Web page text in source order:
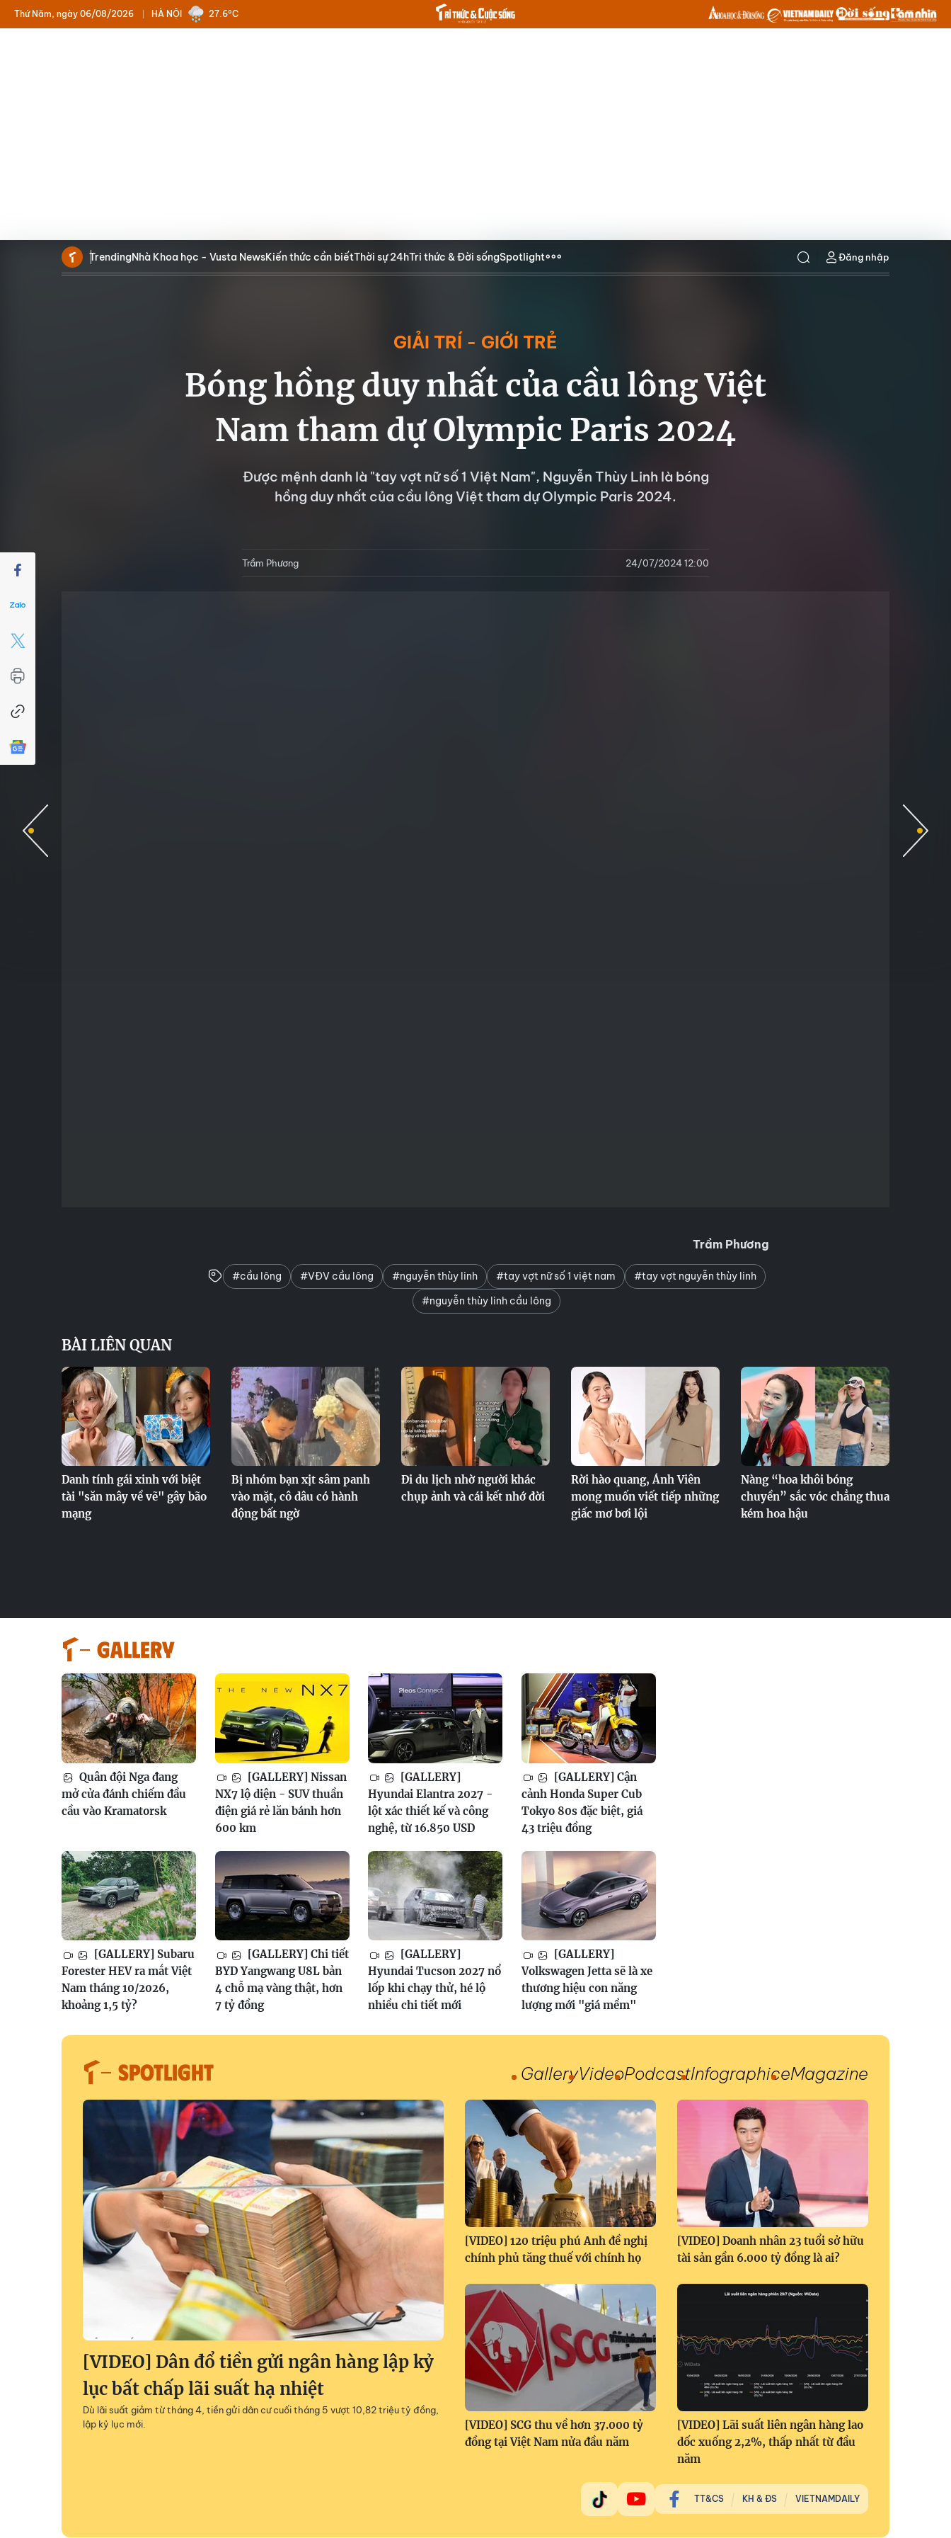
HÀ NỘI
Thứ Năm, ngày 06/08/2026 27.6°C
TrendingNhà Khoa học - Vusta NewsKiến thức cần biếtThời sự 24hTri thức & Đời sốngSpotlight Đăng nhập
GIẢI TRÍ - GIỚI TRẺ
Bóng hồng duy nhất của cầu lông Việt
Nam tham dự Olympic Paris 2024
Được mệnh danh là "tay vợt nữ số 1 Việt Nam", Nguyễn Thùy Linh là bóng
hồng duy nhất của cầu lông Việt tham dự Olympic Paris 2024.
Trầm Phương 24/07/2024 12:00
Trầm Phương
#cầu lông #VĐV cầu lông #nguyễn thùy linh #tay vợt nữ số 1 việt nam
#tay vợt nguyễn thùy linh
#nguyễn thùy linh cầu lông
BÀI LIÊN QUAN
Danh tính gái xinh với biệt
tài "săn mây về vẽ" gây bão
mạng
Bị nhóm bạn xịt sâm panh
vào mặt, cô dâu có hành
động bất ngờ
Đi du lịch nhờ người khác
chụp ảnh và cái kết nhớ đời
Rời hào quang, Ánh Viên
mong muốn viết tiếp những
giấc mơ bơi lội
Nàng “hoa khôi bóng
chuyền” sắc vóc chẳng thua
kém hoa hậu
GALLERY
Quân đội Nga đang
mở cửa đánh chiếm đầu
cầu vào Kramatorsk
[GALLERY] Nissan
NX7 lộ diện - SUV thuần
điện giá rẻ lăn bánh hơn
600 km
[GALLERY]
Hyundai Elantra 2027 -
lột xác thiết kế và công
nghệ, từ 16.850 USD
[GALLERY] Cận
cảnh Honda Super Cub
Tokyo 80s đặc biệt, giá
43 triệu đồng
[GALLERY] Subaru
Forester HEV ra mắt Việt
Nam tháng 10/2026,
khoảng 1,5 tỷ?
[GALLERY] Chi tiết
BYD Yangwang U8L bản
4 chỗ mạ vàng thật, hơn
7 tỷ đồng
[GALLERY]
Hyundai Tucson 2027 nổ
lốp khi chạy thử, hé lộ
nhiều chi tiết mới
[GALLERY]
Volkswagen Jetta sẽ là xe
thương hiệu con năng
lượng mới "giá mềm"
SPOTLIGHT GalleryVideoPodcastInfographiceMagazine
[VIDEO] Dân đổ tiền gửi ngân hàng lập kỷ
lục bất chấp lãi suất hạ nhiệt
Dù lãi suất giảm từ tháng 4, tiền gửi dân cư cuối tháng 5 vượt 10,82 triệu tỷ đồng,
lập kỷ lục mới.
[VIDEO] 120 triệu phú Anh đề nghị
chính phủ tăng thuế với chính họ
[VIDEO] Doanh nhân 23 tuổi sở hữu
tài sản gần 6.000 tỷ đồng là ai?
[VIDEO] SCG thu về hơn 37.000 tỷ
đồng tại Việt Nam nửa đầu năm
[VIDEO] Lãi suất liên ngân hàng lao
dốc xuống 2,2%, thấp nhất từ đầu
năm
TT&CS KH & ĐS VIETNAMDAILY